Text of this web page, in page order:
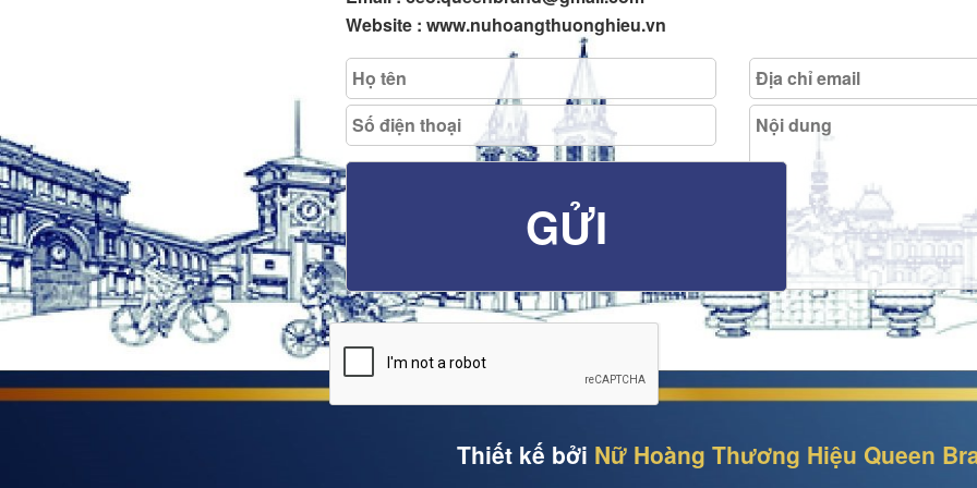
Website : www.nuhoangthuonghieu.vn
Thiết kế bởi Nữ Hoàng Thương Hiệu Queen